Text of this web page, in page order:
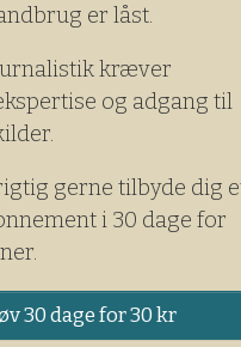
er låst.
kræver
og adgang til
gerne tilbyde dig
i 30 dage for
30 dage for 30 kr